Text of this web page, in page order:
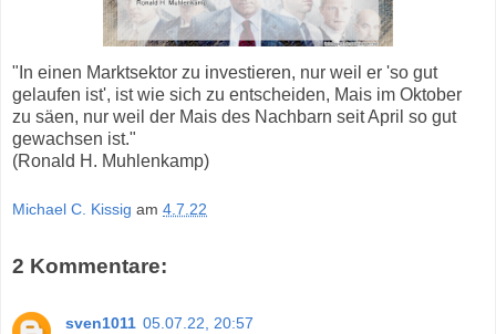
"In einen Marktsektor zu investieren, nur weil er 'so gut
gelaufen ist', ist wie sich zu entscheiden, Mais im Oktober
zu säen, nur weil der Mais des Nachbarn seit April so gut
gewachsen ist."
(Ronald H. Muhlenkamp)
Michael C. Kissig am 4.7.22
2 Kommentare:
sven1011 05.07.22, 20:57